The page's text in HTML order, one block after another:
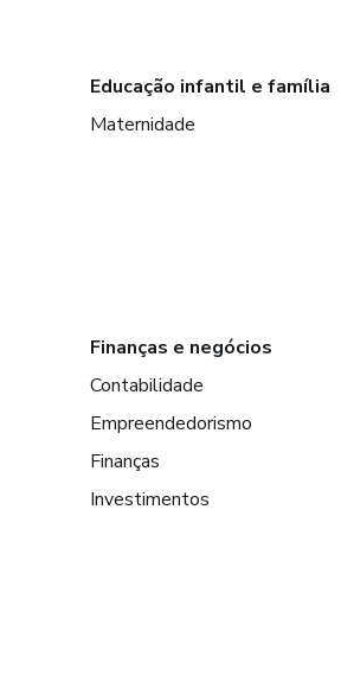
Educação infantil e família
Maternidade
Finanças e negócios
Contabilidade
Empreendedorismo
Finanças
Investimentos